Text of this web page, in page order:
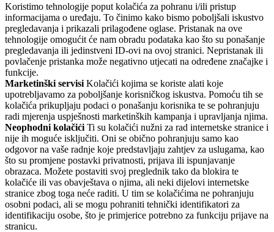
Koristimo tehnologije poput kolačića za pohranu i/ili pristup
informacijama o uređaju. To činimo kako bismo poboljšali iskustvo
pregledavanja i prikazali prilagođene oglase. Pristanak na ove
tehnologije omogućit će nam obradu podataka kao što su ponašanje
pregledavanja ili jedinstveni ID-ovi na ovoj stranici. Nepristanak ili
povlačenje pristanka može negativno utjecati na određene značajke i
funkcije.
Marketinški servisi Kolačići kojima se koriste alati koje
upotrebljavamo za poboljšanje korisničkog iskustva. Pomoću tih se
kolačića prikupljaju podaci o ponašanju korisnika te se pohranjuju
radi mjerenja uspješnosti marketinških kampanja i upravljanja njima.
Neophodni kolačići Ti su kolačići nužni za rad internetske stranice i
nije ih moguće isključiti. Oni se obično pohranjuju samo kao
odgovor na vaše radnje koje predstavljaju zahtjev za uslugama, kao
što su promjene postavki privatnosti, prijava ili ispunjavanje
obrazaca. Možete postaviti svoj preglednik tako da blokira te
kolačiće ili vas obavještava o njima, ali neki dijelovi internetske
stranice zbog toga neće raditi. U tim se kolačićima ne pohranjuju
osobni podaci, ali se mogu pohraniti tehnički identifikatori za
identifikaciju osobe, što je primjerice potrebno za funkciju prijave na
stranicu.